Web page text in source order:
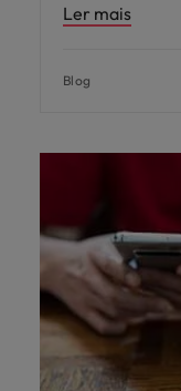
Ler mais
Blog